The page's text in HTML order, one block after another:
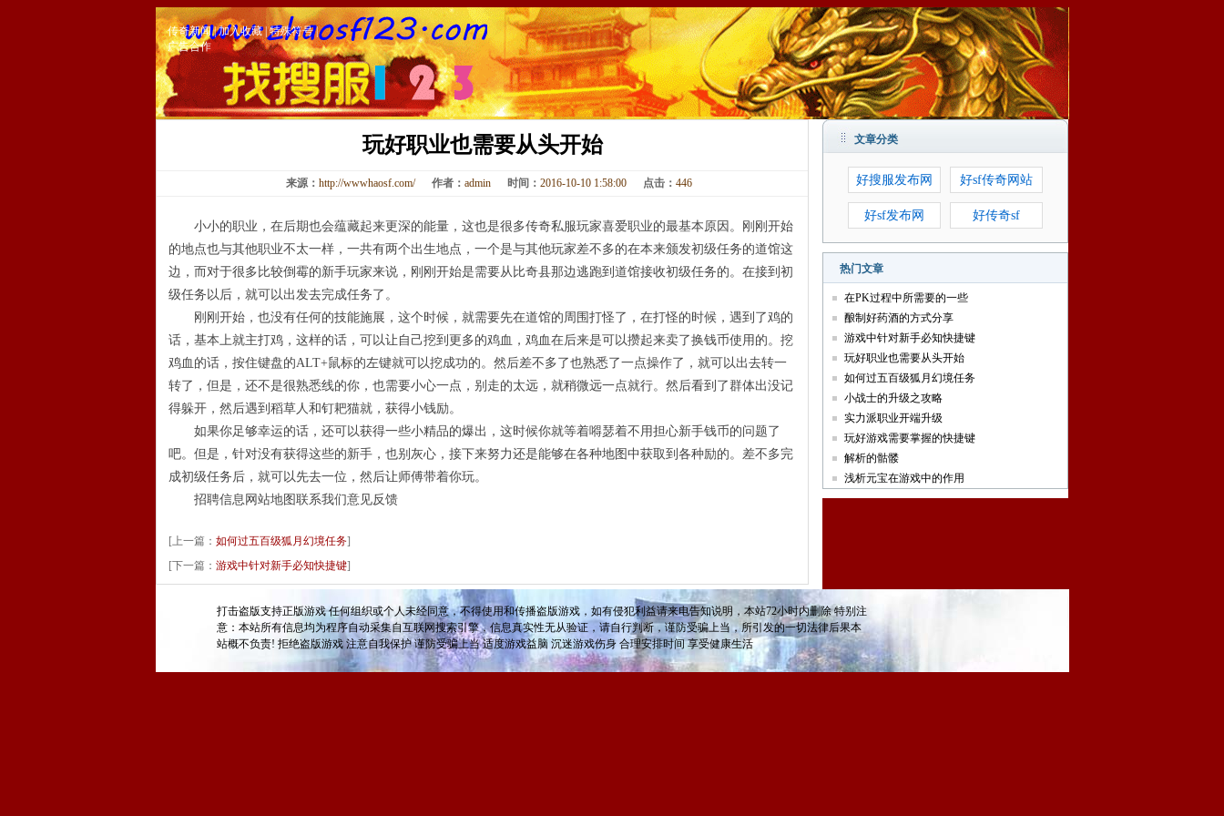
传奇新闻|加入收藏|特殊符号|
广告合作
玩好职业也需要从头开始
来源： http://wwwhaosf.com/ 作者： admin 时间： 2016-10-10 1:58:00 点击： 446
小小的职业，在后期也会蕴藏起来更深的能量，这也是很多传奇私服玩家喜爱职业的最基本原因。刚刚开始
的地点也与其他职业不太一样，一共有两个出生地点，一个是与其他玩家差不多的在本来颁发初级任务的道馆这
边，而对于很多比较倒霉的新手玩家来说，刚刚开始是需要从比奇县那边逃跑到道馆接收初级任务的。在接到初
级任务以后，就可以出发去完成任务了。
刚刚开始，也没有任何的技能施展，这个时候，就需要先在道馆的周围打怪了，在打怪的时候，遇到了鸡的
话，基本上就主打鸡，这样的话，可以让自己挖到更多的鸡血，鸡血在后来是可以攒起来卖了换钱币使用的。挖
鸡血的话，按住键盘的ALT+鼠标的左键就可以挖成功的。然后差不多了也熟悉了一点操作了，就可以出去转一
转了，但是，还不是很熟悉线的你，也需要小心一点，别走的太远，就稍微远一点就行。然后看到了群体出没记
得躲开，然后遇到稻草人和钉耙猫就，获得小钱励。
如果你足够幸运的话，还可以获得一些小精品的爆出，这时候你就等着嘚瑟着不用担心新手钱币的问题了
吧。但是，针对没有获得这些的新手，也别灰心，接下来努力还是能够在各种地图中获取到各种励的。差不多完
成初级任务后，就可以先去一位，然后让师傅带着你玩。
招聘信息网站地图联系我们意见反馈
[上一篇： 如何过五百级狐月幻境任务]
[下一篇： 游戏中针对新手必知快捷键]
文章分类
好搜服发布网 好sf传奇网站
好sf发布网 好传奇sf
热门文章
在PK过程中所需要的一些
酿制好药酒的方式分享
游戏中针对新手必知快捷键
玩好职业也需要从头开始
如何过五百级狐月幻境任务
小战士的升级之攻略
实力派职业开端升级
玩好游戏需要掌握的快捷键
解析的骷髅
浅析元宝在游戏中的作用
打击盗版支持正版游戏 任何组织或个人未经同意，不得使用和传播盗版游戏，如有侵犯利益请来电告知说明，本站72小时内删除 特别注
意：本站所有信息均为程序自动采集自互联网搜索引擎，信息真实性无从验证，请自行判断，谨防受骗上当，所引发的一切法律后果本
站概不负责! 拒绝盗版游戏 注意自我保护 谨防受骗上当 适度游戏益脑 沉迷游戏伤身 合理安排时间 享受健康生活